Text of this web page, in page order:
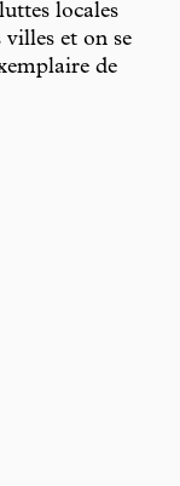
locales
et on se
de